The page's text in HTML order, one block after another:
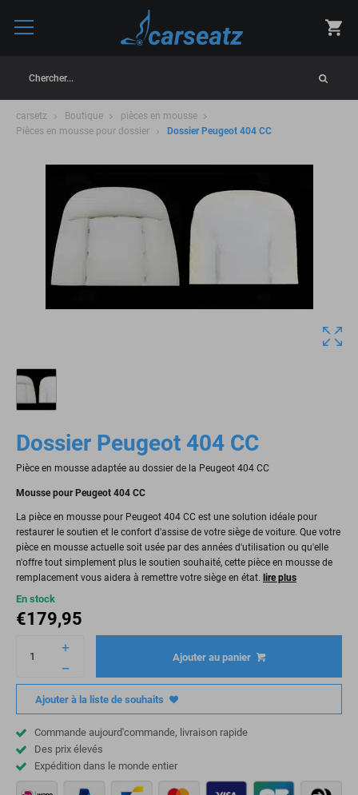
Chercher...
carsetz Boutique
pièces en mousse
Pièces en mousse pour dossier
Dossier Peugeot 404 CC
Dossier Peugeot 404 CC
Pièce en mousse adaptée au dossier de la Peugeot 404 CC
Mousse pour Peugeot 404 CC
La pièce en mousse pour Peugeot 404 CC est une solution idéale pour
restaurer le soutien et le confort d'assise de votre siège de voiture. Que votre
pièce en mousse actuelle soit usée par des années d'utilisation ou qu'elle
n'offre tout simplement plus le soutien souhaité, cette pièce en mousse de
remplacement vous aidera à remettre votre siège en état. lire plus
En stock
€179,95
Ajouter au panier
Ajouter à la liste de souhaits
Commande aujourd'commande, livraison rapide
Des prix élevés
Expédition dans le monde entier